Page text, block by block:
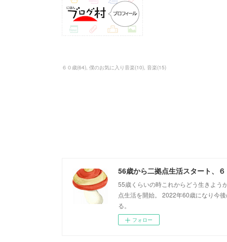
６０歳(64) 僕のお気に入り音楽(10) 音楽(15)
56歳から二拠点生活スタート、
55歳くらいの時これからどう生きよう
点生活を開始。 2022年60歳になり今
る。
フォロー